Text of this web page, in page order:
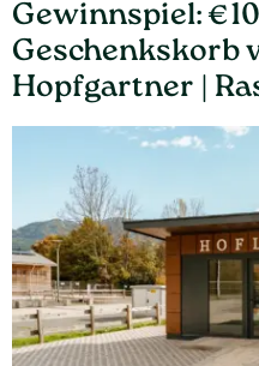
Gewinnspiel:
Geschenkskorb
Hopfgartner |